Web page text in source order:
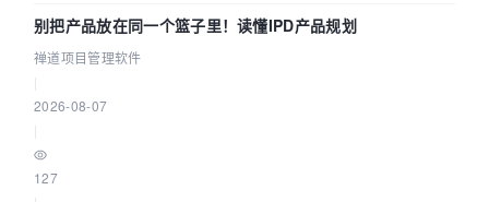
别把产品放在同一个篮子里！读懂IPD产品规划
禅道项目管理软件
2026-08-07
127